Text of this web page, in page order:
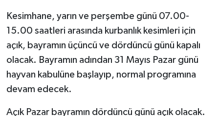
Kesimhane, yarın ve perşembe günü 07.00-
15.00 saatleri arasında kurbanlık kesimleri için
açık, bayramın üçüncü ve dördüncü günü kapalı
olacak. Bayramın adından 31 Mayıs Pazar günü
hayvan kabulüne başlayıp, normal programına
devam edecek.
Açık Pazar bayramın dördüncü günü açık olacak.